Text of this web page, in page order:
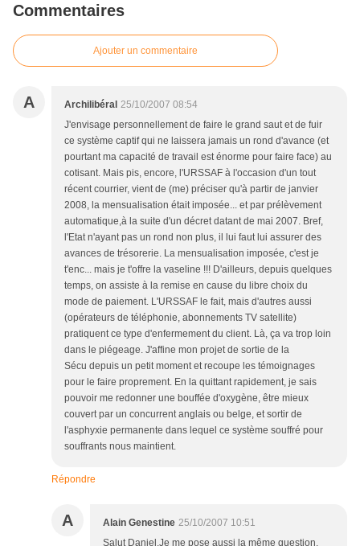
Commentaires
Ajouter un commentaire
A Archilibéral 25/10/2007 08:54
J'envisage personnellement de faire le grand saut et de fuir
ce système captif qui ne laissera jamais un rond d'avance (et
pourtant ma capacité de travail est énorme pour faire face) au
cotisant. Mais pis, encore, l'URSSAF à l'occasion d'un tout
récent courrier, vient de (me) préciser qu'à partir de janvier
2008, la mensualisation était imposée... et par prélèvement
automatique,à la suite d'un décret datant de mai 2007. Bref,
l'Etat n'ayant pas un rond non plus, il lui faut lui assurer des
avances de trésorerie. La mensualisation imposée, c'est je
t'enc... mais je t'offre la vaseline !!! D'ailleurs, depuis quelques
temps, on assiste à la remise en cause du libre choix du
mode de paiement. L'URSSAF le fait, mais d'autres aussi
(opérateurs de téléphonie, abonnements TV satellite)
pratiquent ce type d'enfermement du client. Là, ça va trop loin
dans le piégeage. J'affine mon projet de sortie de la
Sécu depuis un petit moment et recoupe les témoignages
pour le faire proprement. En la quittant rapidement, je sais
pouvoir me redonner une bouffée d'oxygène, être mieux
couvert par un concurrent anglais ou belge, et sortir de
l'asphyxie permanente dans lequel ce système souffré pour
souffrants nous maintient.
Répondre
A Alain Genestine 25/10/2007 10:51
Salut Daniel,Je me pose aussi la même question,